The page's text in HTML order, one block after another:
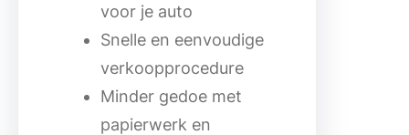
voor je auto
Snelle en eenvoudige
verkoopprocedure
Minder gedoe met
papierwerk en